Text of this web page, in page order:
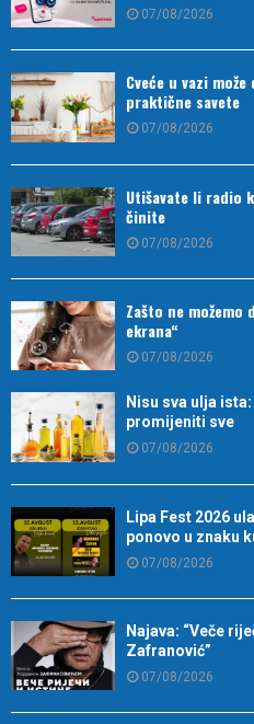
07/08/2026
Cveće u vazi
praktične savete
07/08/2026
Utišavate li radio
činite
07/08/2026
Zašto ne možemo
ekrana“
07/08/2026
Nisu sva ulja
promijeniti sve
07/08/2026
Lipa Fest 2026
ponovo u znaku
07/08/2026
Najava: “Veče
Zafranović”
07/08/2026